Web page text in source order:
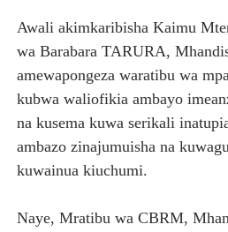
‎Awali akimkaribisha Kaimu
wa Barabara TARURA,
amewapongeza waratibu wa
kubwa waliofikia ambayo
na kusema kuwa serikali
ambazo zinajumuisha na
kuwainua kiuchumi.
‎Naye, Mratibu wa CBRM,